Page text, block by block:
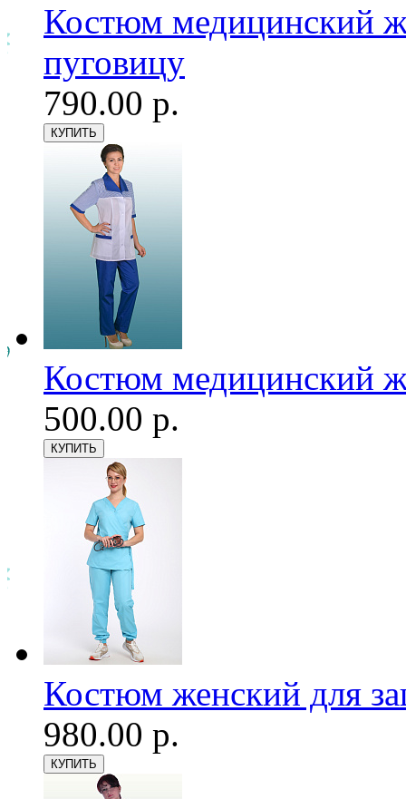
Костюм медицинский
пуговицу
790.00 р.
Костюм медицинский
500.00 р.
Костюм женский для
980.00 р.